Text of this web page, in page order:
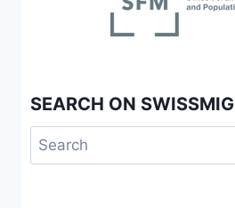
SEARCH ON SWISSMIG
Search
for: